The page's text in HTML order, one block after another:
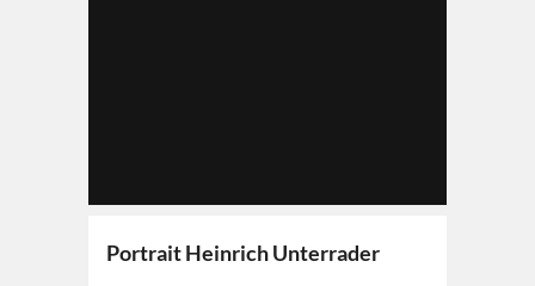
Portrait Heinrich Unterrader